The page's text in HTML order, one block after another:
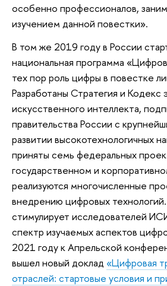
особенно профессионалов,
изучением данной повестки».
В том же 2019 году в России
национальная программа
тех пор роль цифры в повестке
Разработаны Стратегия и Кодекс
искусственного интеллекта,
правительства России с
развитии высокотехнологичных
приняты семь федеральных
государственном и
реализуются многочисленные
внедрению цифровых
стимулирует исследователей
спектр изучаемых аспектов
2021 году к Апрельской
вышел новый доклад «Цифровая
отраслей: стартовые условия и